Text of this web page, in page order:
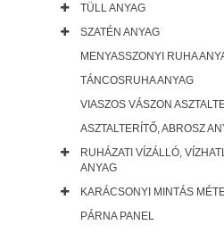
TÜLL ANYAG
SZATÉN ANYAG
MENYASSZONYI RUHA
TÁNCOSRUHA ANYAG
VIASZOS VÁSZON
ASZTALTERÍTŐ, ABROSZ
RUHÁZATI VÍZÁLLÓ,
ANYAG
KARÁCSONYI MINTÁS
PÁRNA PANEL